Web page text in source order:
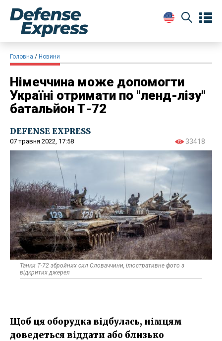
Головна Новини
Німеччина може допомогти
Україні отримати по "ленд-лізу"
батальйон Т-72
DEFENSE EXPRESS
07 травня 2022, 17:58 33418
Танки Т-72 збройних сил Словаччини, ілюстративне фото з
відкритих джерел
Щоб ця оборудка відбулась, німцям
доведеться віддати або близько